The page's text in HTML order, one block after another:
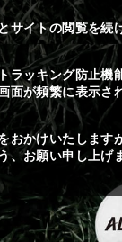
サイトの閲覧を続
ラッキング防止機
面が頻繁に表示さ
おかけいたします
、お願い申し上げ